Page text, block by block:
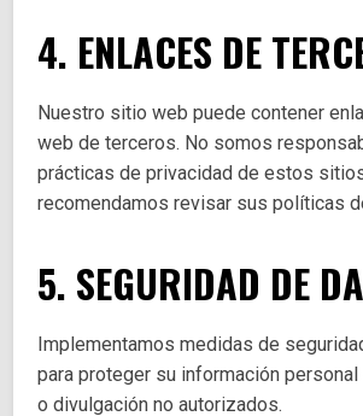
4. ENLACES DE
Nuestro sitio web puede contener
web de terceros. No somos
prácticas de privacidad de estos
recomendamos revisar sus políticas
5. SEGURIDAD DE
Implementamos medidas de
para proteger su información
o divulgación no autorizados.